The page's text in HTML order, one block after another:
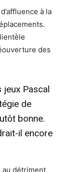
à la
des
jeux Pascal
de
bonne.
il encore
au détriment